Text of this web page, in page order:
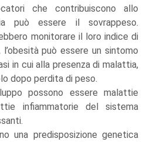
che contribuiscono allo
può essere il sovrappeso.
monitorare il loro indice di
può essere un sintomo
in cui alla presenza di malattia,
dopo perdita di peso.
possono essere malattie
infiammatorie del sistema
una predisposizione genetica